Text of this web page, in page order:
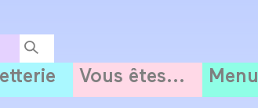
Vous êtes... Menu